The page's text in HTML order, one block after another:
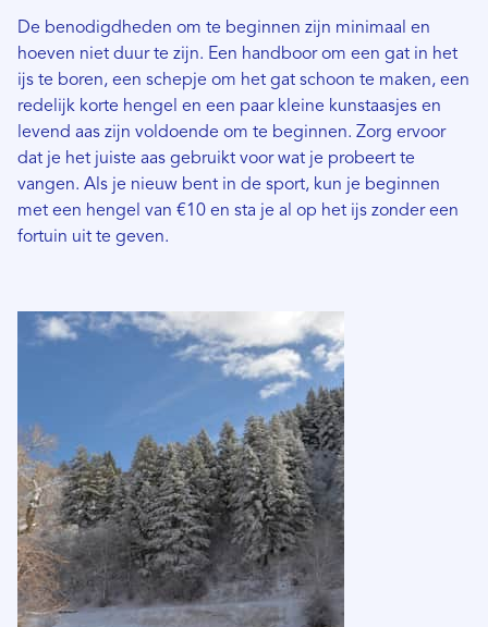
De benodigdheden om te beginnen zijn minimaal en
hoeven niet duur te zijn. Een handboor om een ​​gat in het
ijs te boren, een schepje om het gat schoon te maken, een
redelijk korte hengel en een paar kleine kunstaasjes en
levend aas zijn voldoende om te beginnen. Zorg ervoor
dat je het juiste aas gebruikt voor wat je probeert te
vangen. Als je nieuw bent in de sport, kun je beginnen
met een hengel van €10 en sta je al op het ijs zonder een
fortuin uit te geven.